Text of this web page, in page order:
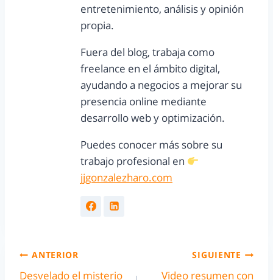
entretenimiento, análisis y opinión
propia.
Fuera del blog, trabaja como
freelance en el ámbito digital,
ayudando a negocios a mejorar su
presencia online mediante
desarrollo web y optimización.
Puedes conocer más sobre su
trabajo profesional en
jjgonzalezharo.com
ANTERIOR
Desvelado el misterio
SIGUIENTE
Video resumen con